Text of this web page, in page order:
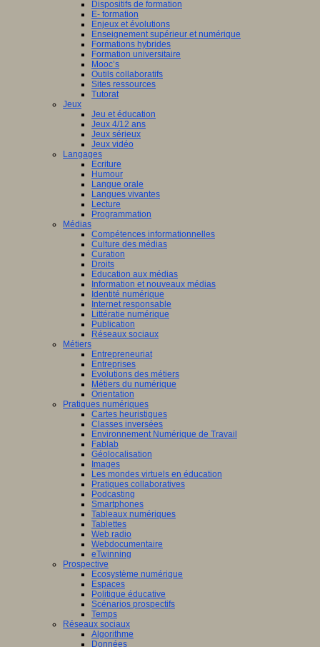
Dispositifs de formation
E- formation
Enjeux et évolutions
Enseignement supérieur et numérique
Formations hybrides
Formation universitaire
Mooc’s
Outils collaboratifs
Sites ressources
Tutorat
Jeux
Jeu et éducation
Jeux 4/12 ans
Jeux sérieux
Jeux vidéo
Langages
Ecriture
Humour
Langue orale
Langues vivantes
Lecture
Programmation
Médias
Compétences informationnelles
Culture des médias
Curation
Droits
Education aux médias
Information et nouveaux médias
Identité numérique
Internet responsable
Littératie numérique
Publication
Réseaux sociaux
Métiers
Entrepreneuriat
Entreprises
Evolutions des métiers
Métiers du numérique
Orientation
Pratiques numériques
Cartes heuristiques
Classes inversées
Environnement Numérique de Travail
Fablab
Géolocalisation
Images
Les mondes virtuels en éducation
Pratiques collaboratives
Podcasting
Smartphones
Tableaux numériques
Tablettes
Web radio
Webdocumentaire
eTwinning
Prospective
Ecosystème numérique
Espaces
Politique éducative
Scénarios prospectifs
Temps
Réseaux sociaux
Algorithme
Données